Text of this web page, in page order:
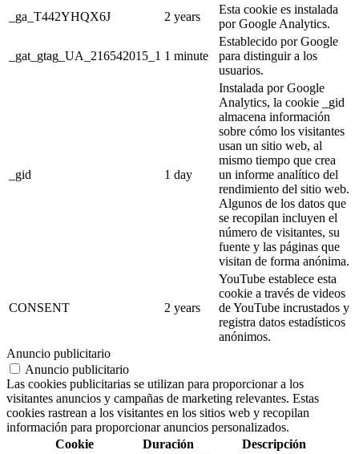
_ga_T442YHQX6J
2 years
Esta cookie es instalada
por Google Analytics.
_gat_gtag_UA_216542015_1 1 minute
Establecido por Google
para distinguir a los
usuarios.
_gid 1 day
Instalada por Google
Analytics, la cookie _gid
almacena información
sobre cómo los visitantes
usan un sitio web, al
mismo tiempo que crea
un informe analítico del
rendimiento del sitio web.
Algunos de los datos que
se recopilan incluyen el
número de visitantes, su
fuente y las páginas que
visitan de forma anónima.
CONSENT 2 years
YouTube establece esta
cookie a través de videos
de YouTube incrustados y
registra datos estadísticos
anónimos.
Anuncio publicitario
Anuncio publicitario
Las cookies publicitarias se utilizan para proporcionar a los
visitantes anuncios y campañas de marketing relevantes. Estas
cookies rastrean a los visitantes en los sitios web y recopilan
información para proporcionar anuncios personalizados.
Cookie
Duración Descripción